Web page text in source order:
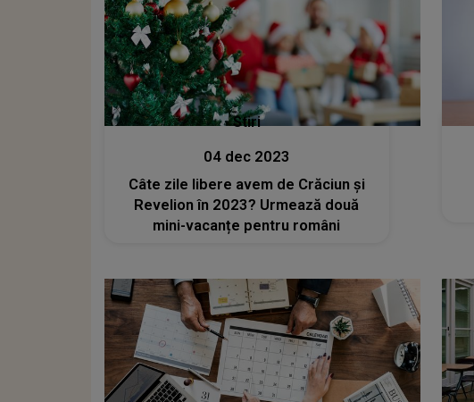
Stiri
04 dec 2023
Câte zile libere avem de Crăciun și
Revelion în 2023? Urmează două
mini-vacanțe pentru români